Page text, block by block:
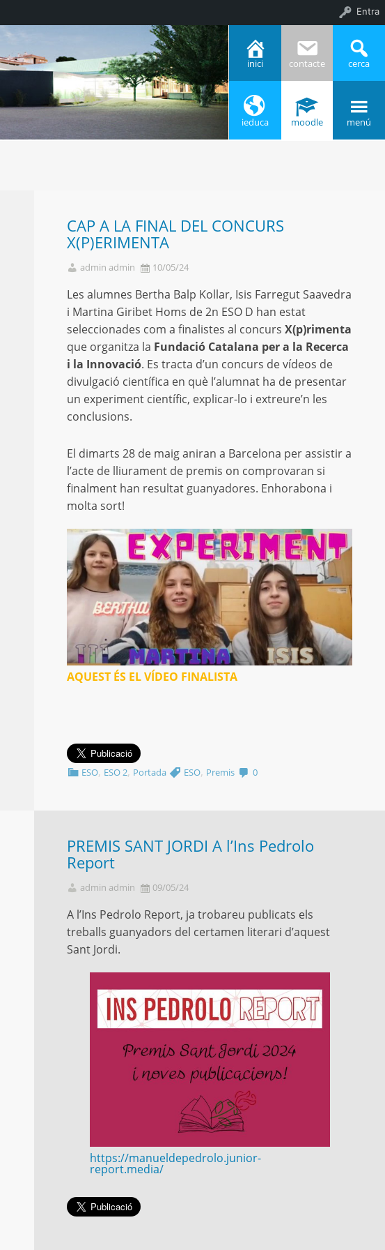
inici contacte cerca
ieduca moodle menú
CAP A LA FINAL DEL CONCURS
X(P)ERIMENTA
admin admin 10/05/24
Les alumnes Bertha Balp Kollar, Isis Farregut Saavedra
i Martina Giribet Homs de 2n ESO D han estat
seleccionades com a finalistes al concurs X(p)rimenta
que organitza la Fundació Catalana per a la Recerca
i la Innovació. Es tracta d’un concurs de vídeos de
divulgació científica en què l’alumnat ha de presentar
un experiment científic, explicar-lo i extreure’n les
conclusions.
El dimarts 28 de maig aniran a Barcelona per assistir a
l’acte de lliurament de premis on comprovaran si
finalment han resultat guanyadores. Enhorabona i
molta sort!
AQUEST ÉS EL VÍDEO FINALISTA
ESO, ESO 2, Portada ESO, Premis 0
PREMIS SANT JORDI A l’Ins Pedrolo
Report
admin admin 09/05/24
A l’Ins Pedrolo Report, ja trobareu publicats els
treballs guanyadors del certamen literari d’aquest
Sant Jordi.
https://manueldepedrolo.junior-
report.media/
Entra